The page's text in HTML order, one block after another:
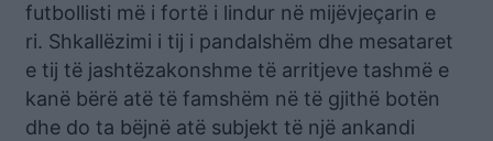
futbollisti më i fortë i lindur në mijëvjeçarin e
ri. Shkallëzimi i tij i pandalshëm dhe mesataret
e tij të jashtëzakonshme të arritjeve tashmë e
kanë bërë atë të famshëm në të gjithë botën
dhe do ta bëjnë atë subjekt të një ankandi